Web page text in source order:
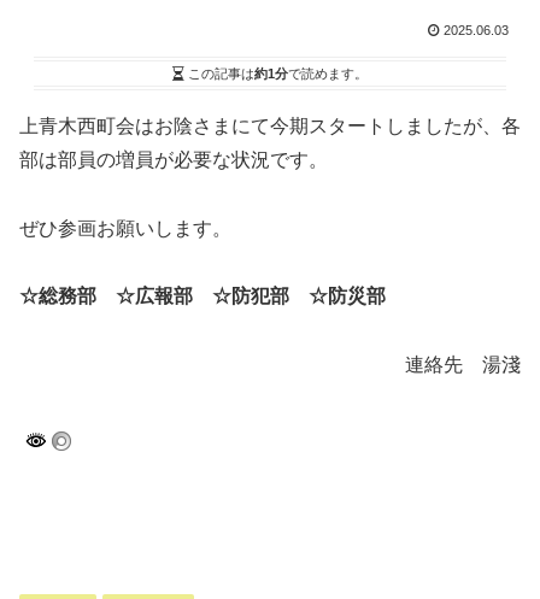
2025.06.03
この記事は約1分で読めます。
上青木西町会はお陰さまにて今期スタートしましたが、各
部は部員の増員が必要な状況です。
ぜひ参画お願いします。
☆総務部 ☆広報部 ☆防犯部 ☆防災部
連絡先 湯淺